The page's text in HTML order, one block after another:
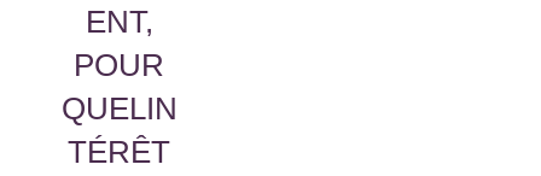
ENT,
POUR
QUELIN
TÉRÊT